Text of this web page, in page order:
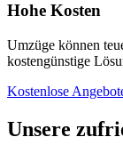
Hohe Kosten
Umzüge können
kostengünstige
Kostenlose
Unsere